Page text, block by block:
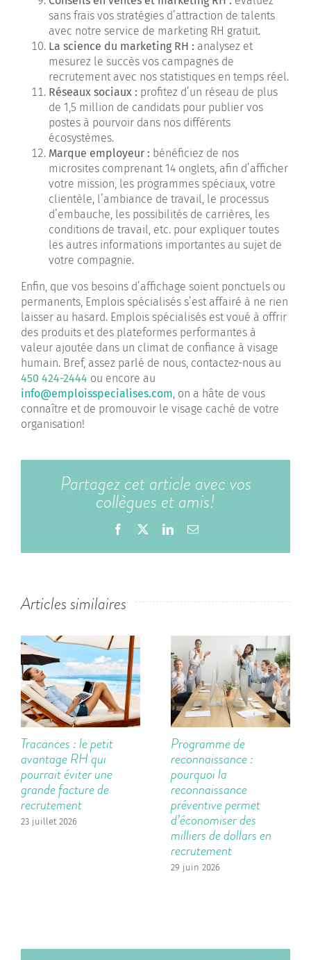
sans frais vos stratégies d’attraction de talents
avec notre service de marketing RH gratuit.
La science du marketing RH : analysez et
mesurez le succès vos campagnes de
recrutement avec nos statistiques en temps réel.
Réseaux sociaux : profitez d’un réseau de plus
de 1,5 million de candidats pour publier vos
postes à pourvoir dans nos différents
écosystèmes.
Marque employeur : bénéficiez de nos
microsites comprenant 14 onglets, afin d’afficher
votre mission, les programmes spéciaux, votre
clientèle, l’ambiance de travail, le processus
d’embauche, les possibilités de carrières, les
conditions de travail, etc. pour expliquer toutes
les autres informations importantes au sujet de
votre compagnie.
Enfin, que vos besoins d’affichage soient ponctuels ou
permanents, Emplois spécialisés s’est affairé à ne rien
laisser au hasard. Emplois spécialisés est voué à offrir
des produits et des plateformes performantes à
valeur ajoutée dans un climat de confiance à visage
humain. Bref, assez parlé de nous, contactez-nous au
450 424-2444 ou encore au
info@emploisspecialises.com, on a hâte de vous
connaître et de promouvoir le visage caché de votre
organisation!
Partagez cet article avec vos
collègues et amis!
Facebook LinkedInEmail
Articles similaires
Tracances : le petit
avantage RH qui
pourrait éviter une
grande facture de
recrutement
23 juillet 2026
Programme de
reconnaissance :
pourquoi la
reconnaissance
préventive permet
d’économiser des
milliers de dollars en
recrutement
29 juin 2026